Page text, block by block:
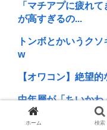
「マチアプに疲れ
が高すぎるの...
トンボとかいうク
w
【オワコン】絶望
中年層が「ちいか
令和の貝殻ビキニ、
ホーム 検索